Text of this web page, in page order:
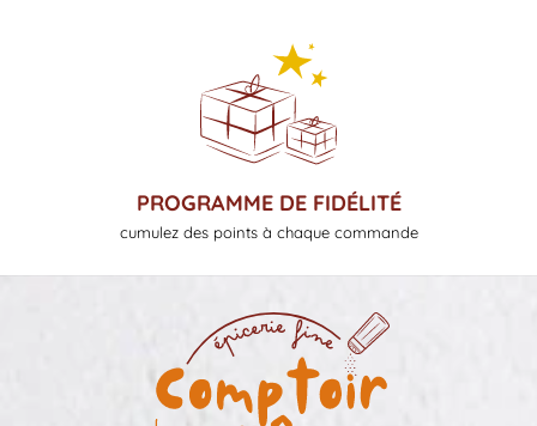
PROGRAMME DE FIDÉLITÉ
cumulez des points à chaque commande